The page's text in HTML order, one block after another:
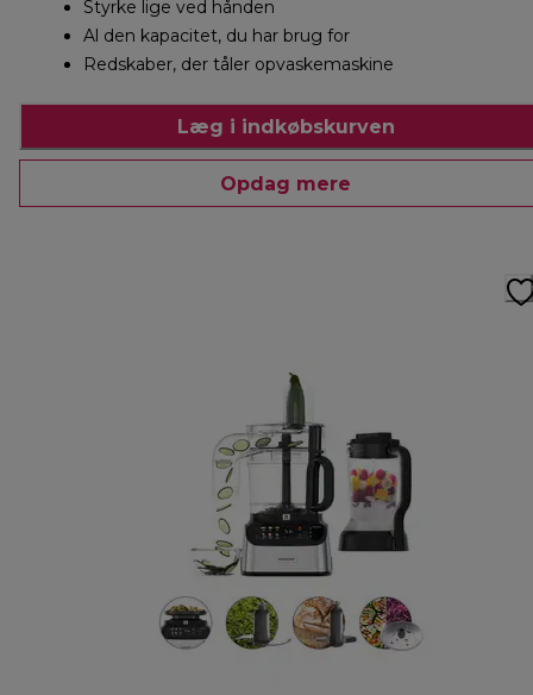
Styrke lige ved hånden
Al den kapacitet, du har brug for
Redskaber, der tåler opvaskemaskine
Læg i indkøbskurven
Opdag mere